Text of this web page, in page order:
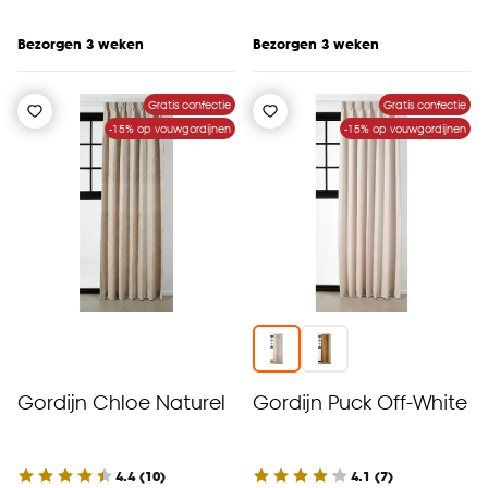
Bezorgen 3 weken Bezorgen 3 weken
Gratis confectie
-15% op vouwgordijnen
Gordijn Chloe Naturel
4.4(10)
Gratis confectie
-15% op vouwgordijnen
Gordijn Puck Off-White
4.1 (7)